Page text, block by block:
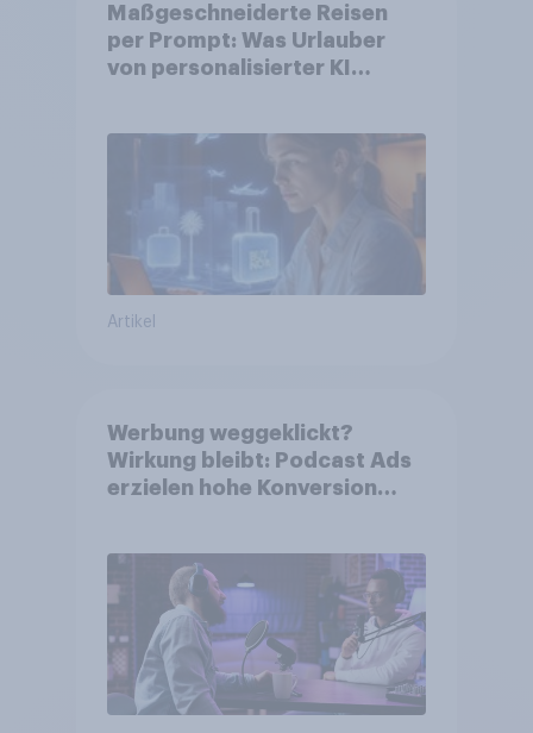
Maßgeschneiderte Reisen
per Prompt: Was Urlauber
von personalisierter KI
bereits genutzt werden
Artikel
Werbung weggeklickt?
Wirkung bleibt: Podcast Ads
erzielen hohe Konversion